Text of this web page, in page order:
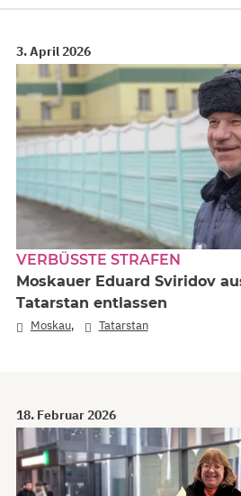
3. April 2026
VERBÜSSTE STRAFEN
Moskauer Eduard Sviridov
Tatarstan entlassen
Moskau, Tatarstan
18. Februar 2026